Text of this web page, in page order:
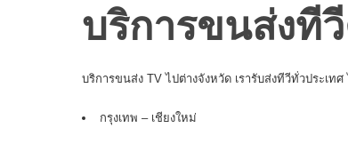
บริการขนส่งที
บริการขนส่ง TV ไปต่างจังหวัด เรารับส่งทีวีทั่วประเท
กรุงเทพ – เชียงใหม่